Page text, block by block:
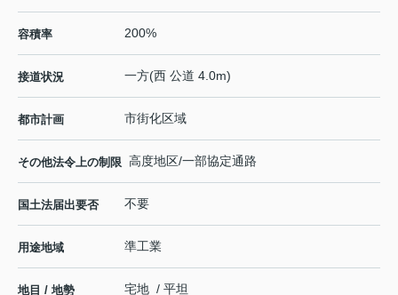
容積率 200%
接道状況 一方(西 公道 4.0m)
都市計画 市街化区域
その他法令上の制限 高度地区/一部協定通路
国土法届出要否 不要
用途地域 準工業
地目 / 地勢 宅地 / 平坦